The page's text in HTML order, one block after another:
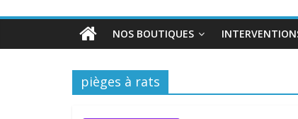
NOS BOUTIQUES
pièges à rats